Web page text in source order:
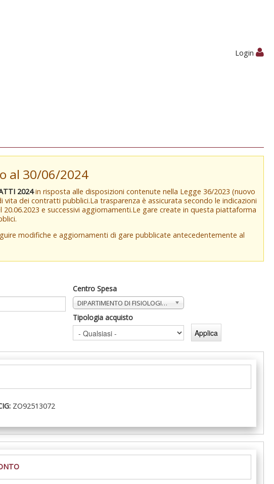
Login
al 30/06/2024
2024in risposta alle disposizioni contenute nella Legge 36/2023 (nuovo
dei contratti pubblici.La trasparenza è assicurata secondo le indicazioni
e successivi aggiornamenti.Le gare create in questa piattaforma
modifiche e aggiornamenti di gare pubblicate antecedentemente al
Centro Spesa
DIPARTIMENTO DI FISIOLOGIA E FARMACOLOGIA "VITTORIO ERSPAMER"
Tipologia acquisto
ZO92513072